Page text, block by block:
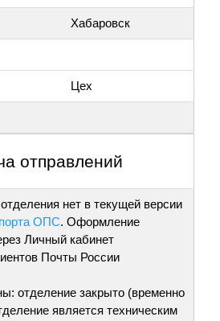
Хабаровск
Цех
отправлений
нет в текущей версии
ОПС. Оформление
Личный кабинет
Почты России
отделение закрыто (временно
является техническим